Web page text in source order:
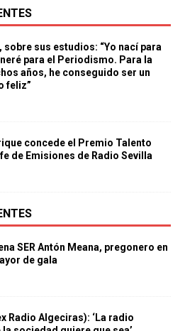
sobre sus estudios: “Yo nací para
para el Periodismo. Para la
años, he conseguido ser un
feliz”
concede el Premio Talento
de Emisiones de Radio Sevilla
SER Antón Meana, pregonero en
de gala
Radio Algeciras): ‘La radio